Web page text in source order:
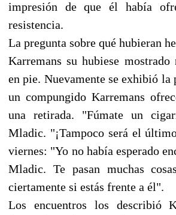
impresión de que él había
resistencia.
La pregunta sobre qué hubieran
Karremans su hubiese
en pie. Nuevamente se exhibió la
un compungido Karremans
una retirada. "Fúmate un
Mladic. "¡Tampoco será el
viernes: "Yo no había esperado
Mladic. Te pasan muchas
ciertamente si estás frente a él".
Los encuentros los describió